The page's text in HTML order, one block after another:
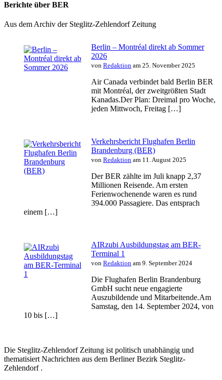
Berichte über BER
Aus dem Archiv der Steglitz-Zehlendorf Zeitung
Berlin – Montréal direkt ab Sommer
2026
von Redaktion am 25. November 2025
Air Canada verbindet bald Berlin BER
mit Montréal, der zweitgrößten Stadt
Kanadas.Der Plan: Dreimal pro Woche,
jeden Mittwoch, Freitag […]
Verkehrsbericht Flughafen Berlin
Brandenburg (BER)
von Redaktion am 11. August 2025
Der BER zählte im Juli knapp 2,37
Millionen Reisende. Am ersten
Ferienwochenende waren es rund
394.000 Passagiere. Das entsprach
einem […]
AIRzubi Ausbildungstag am BER-
Terminal 1
von Redaktion am 9. September 2024
Die Flughafen Berlin Brandenburg
GmbH sucht neue engagierte
Auszubildende und Mitarbeitende.Am
Samstag, den 14. September 2024, von
10 bis […]
Die Steglitz-Zehlendorf Zeitung ist politisch unabhängig und
thematisiert Nachrichten aus dem Berliner Bezirk Steglitz-
Zehlendorf .